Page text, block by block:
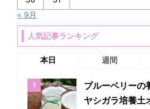
« 9月
人気記事ランキング
本日 週間
ブルーベリーの
ヤシガラ培養土